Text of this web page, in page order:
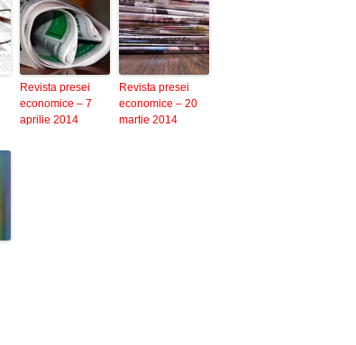
Revista presei
economice – 7
aprilie 2014
Revista presei
economice – 20
martie 2014